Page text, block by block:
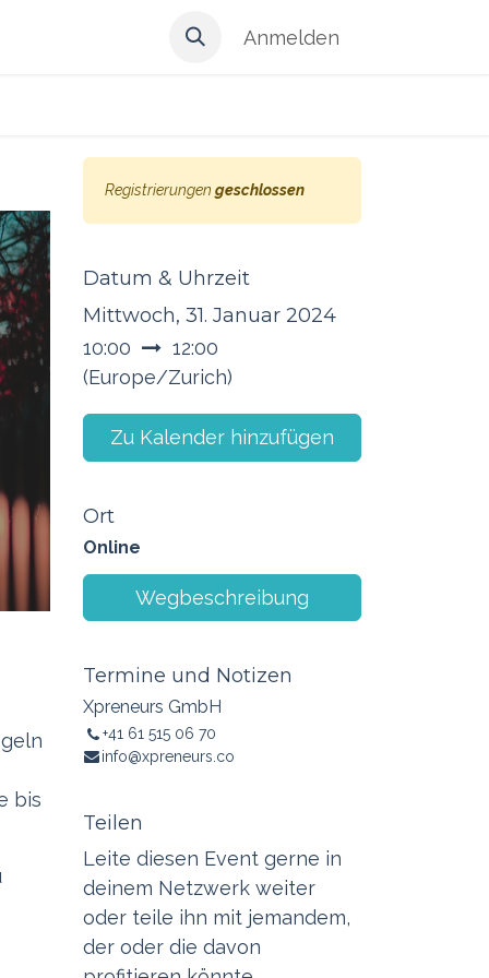
Anmelden
bis
Registrierungen geschlossen
Datum & Uhrzeit
Mittwoch, 31. Januar 2024
10:00
12:00
(Europe/Zurich)
Zu Kalender hinzufügen
Ort
Online
Wegbeschreibung
Termine und Notizen
Xpreneurs GmbH
+41 61 515 06 70
info@xpreneurs.co
Teilen
Leite diesen Event gerne in
deinem Netzwerk weiter
oder teile ihn mit jemandem,
der oder die davon